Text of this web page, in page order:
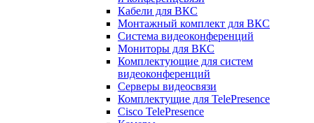
Кабели для ВКС
Монтажный комплект для ВКС
Система видеоконференций
Мониторы для ВКС
Комплектующие для систем
видеоконференций
Серверы видеосвязи
Комплектущие для TelePresence
Cisco TelePresence